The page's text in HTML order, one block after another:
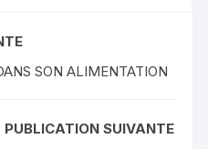
SON ALIMENTATION
PUBLICATION SUIVANTE